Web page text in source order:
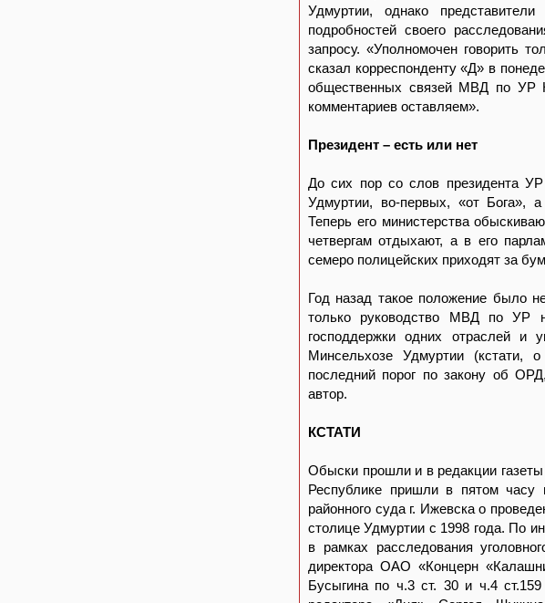
Удмуртии, однако
подробностей своего
запросу. «Уполномочен говорить
сказал корреспонденту «Д» в
общественных связей МВД по УР
комментариев оставляем».
Президент – есть или нет
До сих пор со слов президента
Удмуртии, во-первых, «от Бога»,
Теперь его министерства
четвергам отдыхают, а в его
семеро полицейских приходят за
Год назад такое положение было
только руководство МВД по УР
господдержки одних отраслей и
Минсельхозе Удмуртии (кстати,
последний порог по закону об
автор.
КСТАТИ
Обыски прошли и в редакции
Республике пришли в пятом часу
районного суда г. Ижевска о
столице Удмуртии с 1998 года. По
в рамках расследования
директора ОАО «Концерн
Бусыгина по ч.3 ст. 30 и ч.4